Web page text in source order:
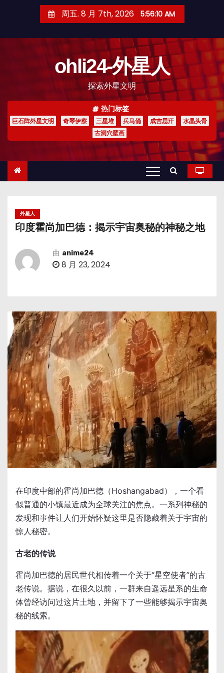
周五. 8 月 7th, 2026 5:56:11 AM
ohli24-外星人
探索外星文明
热门标签
巨石阵外星文明 奇琴伊察 三星堆 兵马俑 成吉思汗
水晶头骨
古洞穴壁画
外星人
印度霍尚加巴德：揭示宇宙奥秘的神秘之地
由 anime24
8 月 23, 2024
在印度中部的霍尚加巴德（Hoshangabad），一个看
似普通的小镇最近成为全球关注的焦点。一系列神秘的
发现和事件让人们开始怀疑这里是否隐藏着关于宇宙的
惊人秘密。
古老的传说
霍尚加巴德的居民世代相传着一个关于“星空使者”的古
老传说。据说，在很久以前，一群来自遥远星系的生命
体曾经访问过这片土地，并留下了一些能够揭示宇宙奥
秘的线索。